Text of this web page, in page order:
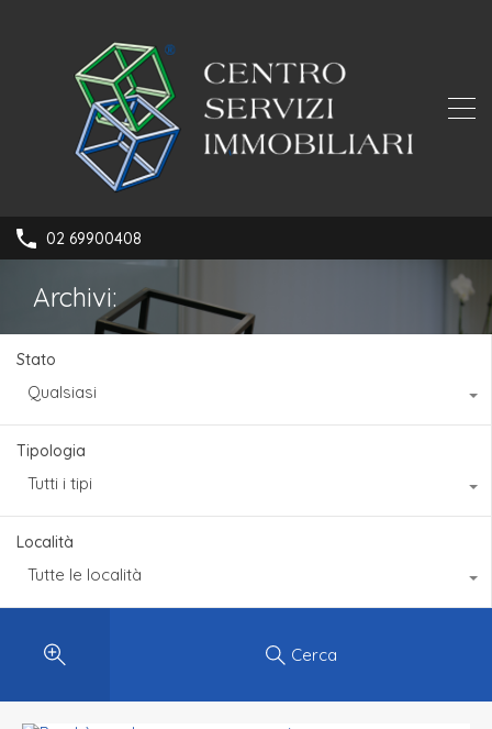
02 69900408
Archivi:
Stato
Qualsiasi
Tipologia
Tutti i tipi
Località
Tutte le località
Cerca